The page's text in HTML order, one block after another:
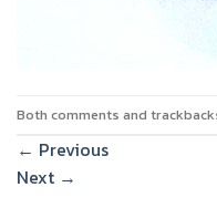
Both comments and
← Previous
Next →